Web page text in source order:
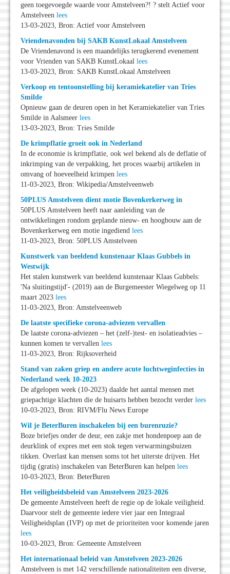
geen toegevoegde waarde voor Amstelveen?! ? stelt Actief voor
Amstelveen lees
13-03-2023, Bron: Actief voor Amstelveen
Vriendenavonden bij SAKB KunstLokaal Amstelveen
De Vriendenavond is een maandelijks terugkerend evenement
voor Vrienden van SAKB KunstLokaal lees
13-03-2023, Bron: SAKB KunstLokaal Amstelveen
Verkoop en tentoonstelling bij keramiekatelier van Tries
Smilde
Opnieuw gaan de deuren open in het Keramiekatelier van Tries
Smilde in Aalsmeer lees
13-03-2023, Bron: Tries Smilde
De krimpflatie groeit ook in Nederland
In de economie is krimpflatie, ook wel bekend als de deflatie of
inkrimping van de verpakking, het proces waarbij artikelen in
omvang of hoeveelheid krimpen lees
11-03-2023, Bron: Wikipedia/Amstelveenweb
50PLUS Amstelveen dient motie Bovenkerkerweg in
50PLUS Amstelveen heeft naar aanleiding van de
ontwikkelingen rondom geplande nieuw- en hoogbouw aan de
Bovenkerkerweg een motie ingediend lees
11-03-2023, Bron: 50PLUS Amstelveen
Kunstwerk van beeldend kunstenaar Klaas Gubbels in
Westwijk
Het stalen kunstwerk van beeldend kunstenaar Klaas Gubbels:
'Na sluitingstijd'- (2019) aan de Burgemeester Wiegelweg op 11
maart 2023 lees
11-03-2023, Bron: Amstelveenweb
De laatste specifieke corona-adviezen vervallen
De laatste corona-adviezen – het (zelf-)test- en isolatieadvies –
kunnen komen te vervallen lees
11-03-2023, Bron: Rijksoverheid
Stand van zaken griep en andere acute luchtweginfecties in
Nederland week 10-2023
De afgelopen week (10-2023) daalde het aantal mensen met
griepachtige klachten die de huisarts hebben bezocht verder lees
10-03-2023, Bron: RIVM/Flu News Europe
Wil je BeterBuren inschakelen bij een burenruzie?
Boze briefjes onder de deur, een zakje met hondenpoep aan de
deurklink of expres met een stok tegen verwarmingsbuizen
tikken. Overlast kan mensen soms tot het uiterste drijven. Het
tijdig (gratis) inschakelen van BeterBuren kan helpen lees
10-03-2023, Bron: BeterBuren
Het veiligheidsbeleid van Amstelveen 2023-2026
De gemeente Amstelveen heeft de regie op de lokale veiligheid.
Daarvoor stelt de gemeente iedere vier jaar een Integraal
Veiligheidsplan (IVP) op met de prioriteiten voor komende jaren
lees
10-03-2023, Bron: Gemeente Amstelveen
Het internationaal beleid van Amstelveen 2023-2026
Amstelveen is met 142 verschillende nationaliteiten een diverse,